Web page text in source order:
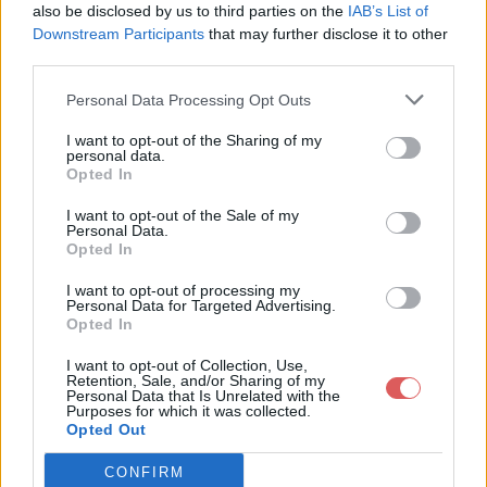
also be disclosed by us to third parties on the IAB’s List of
Downstream Participants that may further disclose it to other
Personal Data Processing Opt Outs
I want to opt-out of the Sharing of my
personal data.
Opted In
I want to opt-out of the Sale of my
Personal Data.
Opted In
I want to opt-out of processing my
Personal Data for Targeted Advertising.
Opted In
I want to opt-out of Collection, Use,
Retention, Sale, and/or Sharing of my
Personal Data that Is Unrelated with the
Purposes for which it was collected.
Opted Out
CONFIRM
Partager le fichier Theme
2.39.zip sur le Web et les
réseaux sociaux:
Télécharger le fichier Theme 2.3
9.zip